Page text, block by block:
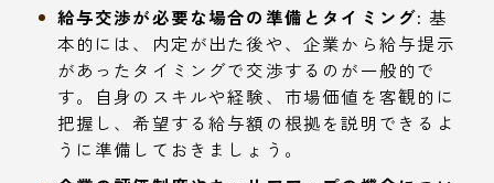
給与交渉が必要な場合の準備とタイミング: 基
本的には、内定が出た後や、企業から給与提示
があったタイミングで交渉するのが一般的で
す。自身のスキルや経験、市場価値を客観的に
把握し、希望する給与額の根拠を説明できるよ
うに準備しておきましょう。